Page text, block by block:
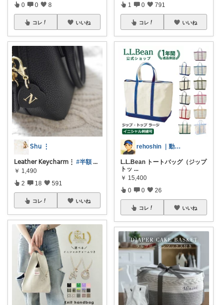
0 0 8
コレ いいね
𝖲𝗁𝗎 ⋮
𝖫𝖾𝖺𝗍𝗁𝖾𝗋 𝖪𝖾𝗒𝖼𝗁𝖺𝗋𝗆⋮ #半額 ...
￥ 1,490
2 18 591
コレ いいね
1 0 791
コレ いいね
rehoshin ｜動ける体づくり
L.L.Bean トートバッグ（ジップ
トッ ...
￥ 15,400
0 0 26
コレ いいね